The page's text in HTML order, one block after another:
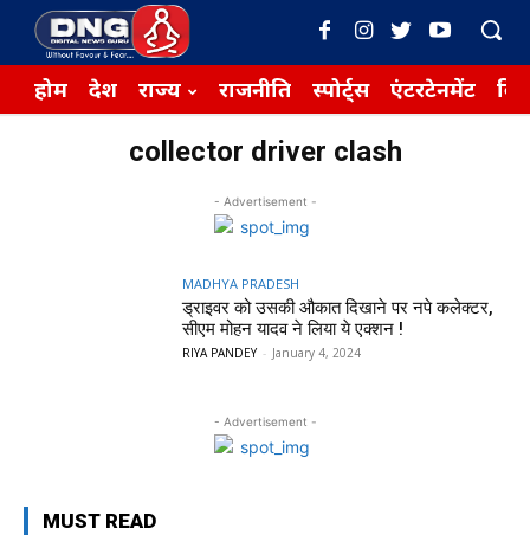
होम देश राज्य राजनीति स्पोर्ट्स एंटरटेनमेंट
collector driver clash
- Advertisement -
MADHYA PRADESH
ड्राइवर को उसकी औकात दिखाने पर नपे कलेक्टर,
सीएम मोहन यादव ने लिया ये एक्शन !
RIYA PANDEY - January 4, 2024
- Advertisement -
MUST READ